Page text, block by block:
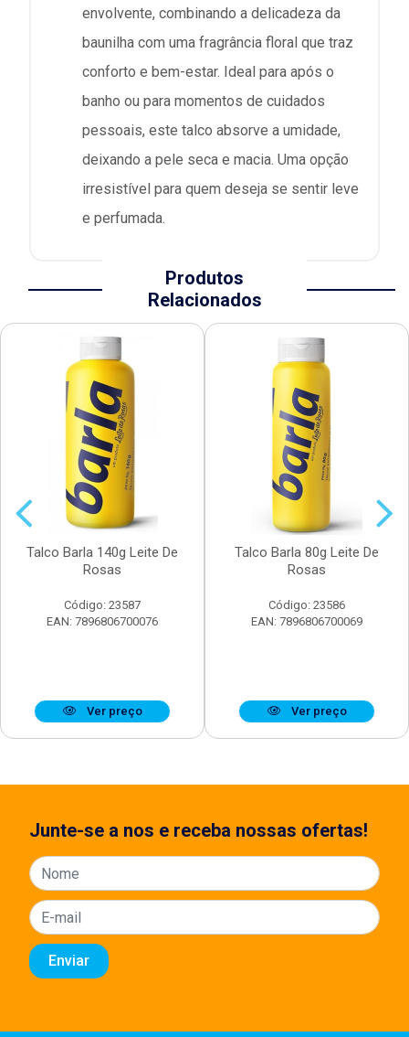
envolvente, combinando a delicadeza da
baunilha com uma fragrância floral que traz
conforto e bem-estar. Ideal para após o
banho ou para momentos de cuidados
pessoais, este talco absorve a umidade,
deixando a pele seca e macia. Uma opção
irresistível para quem deseja se sentir leve
e perfumada.
Produtos
Relacionados
Talco Barla 140g Leite De
Rosas
Código: 23587
EAN: 7896806700076
Ver preço
Talco Barla 80g Leite De
Rosas
Código: 23586
EAN: 7896806700069
Ver preço
Junte-se a nos e receba nossas ofertas!